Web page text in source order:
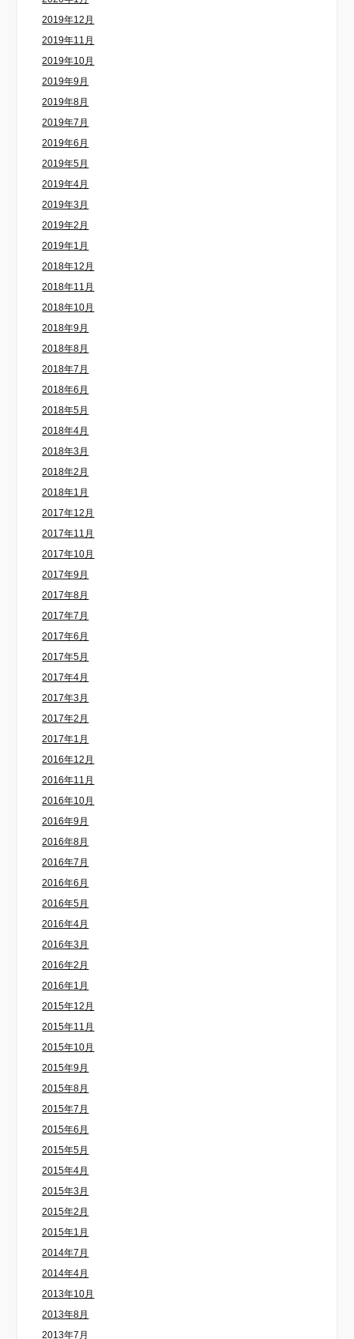
2019年12月
2019年11月
2019年10月
2019年9月
2019年8月
2019年7月
2019年6月
2019年5月
2019年4月
2019年3月
2019年2月
2019年1月
2018年12月
2018年11月
2018年10月
2018年9月
2018年8月
2018年7月
2018年6月
2018年5月
2018年4月
2018年3月
2018年2月
2018年1月
2017年12月
2017年11月
2017年10月
2017年9月
2017年8月
2017年7月
2017年6月
2017年5月
2017年4月
2017年3月
2017年2月
2017年1月
2016年12月
2016年11月
2016年10月
2016年9月
2016年8月
2016年7月
2016年6月
2016年5月
2016年4月
2016年3月
2016年2月
2016年1月
2015年12月
2015年11月
2015年10月
2015年9月
2015年8月
2015年7月
2015年6月
2015年5月
2015年4月
2015年3月
2015年2月
2015年1月
2014年7月
2014年4月
2013年10月
2013年8月
2013年7月